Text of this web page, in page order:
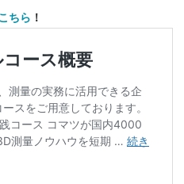
ちら ！